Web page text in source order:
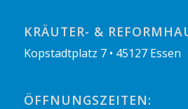
KRÄUTER- &
Kopstadtplatz 7 • 45127 Essen
ÖFFNUNGSZEITEN: